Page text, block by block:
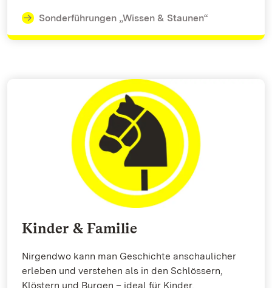
Sonderführungen „Wissen & Staunen“
Kinder & Familie
Nirgendwo kann man Geschichte anschaulicher
erleben und verstehen als in den Schlössern,
Klöstern und Burgen – ideal für Kinder.